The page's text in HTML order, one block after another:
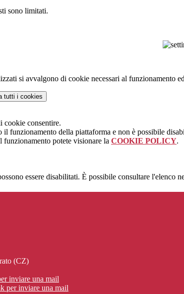
sono limitati.
si avvalgono di cookie necessari al funzionamento
tutti i cookies
cookie consentire.
il funzionamento della piattaforma e non è possibile
funzionamento potete visionare la COOKIE POLICY.
essere disabilitati. È possibile consultare l'elenco
(CZ)
inviare una mail
per inviare una mail